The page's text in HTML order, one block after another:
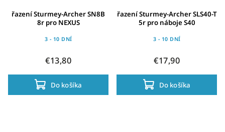
řazení Sturmey-Archer SN8B
8r pro NEXUS
3 - 10 DNÍ
€13,80
Do košíka
řazení Sturmey-Archer SLS40-T
5r pro náboje S40
3 - 10 DNÍ
€17,90
Do košíka